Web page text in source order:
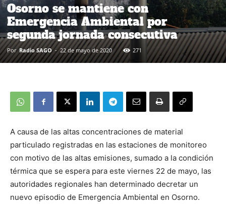
Osorno se mantiene con
Emergencia Ambiental por
segunda jornada consecutiva
Por Radio SAGO - 22 de mayo de 2020 271
A causa de las altas concentraciones de material
particulado registradas en las estaciones de monitoreo
con motivo de las altas emisiones, sumado a la condición
térmica que se espera para este viernes 22 de mayo, las
autoridades regionales han determinado decretar un
nuevo episodio de Emergencia Ambiental en Osorno.